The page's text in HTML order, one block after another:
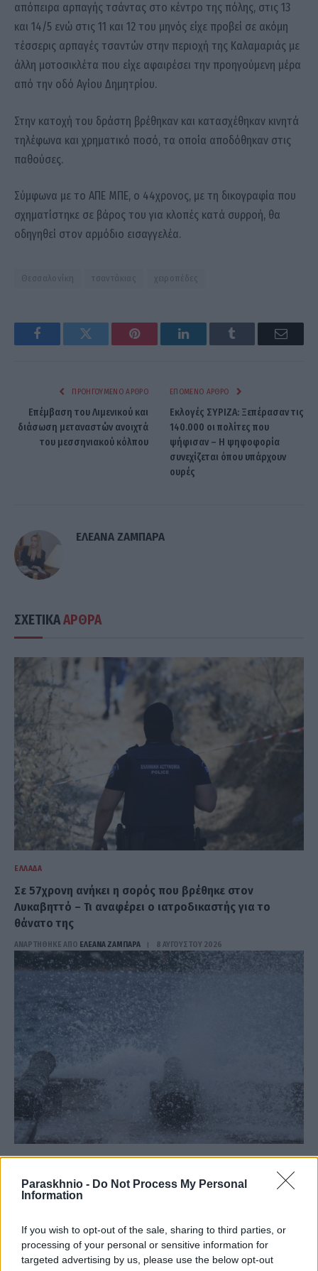
Paraskhnio - Do Not Process My Personal
Information
If you wish to opt-out of the sale, sharing to third parties, or
processing of your personal or sensitive information for
targeted advertising by us, please use the below opt-out
απόπειρα αρπαγής τσάντας στο κέντρο της πόλης, στις 13
και 14/5 ενώ στις 11 και 12 του μηνός είχε προβεί σε ακόμη
τέσσερις αρπαγές τσαντών στην περιοχή της Καλαμαριάς με
άλλη μοτοσικλέτα που είχε αφαιρέσει την προηγούμενη μέρα
από την οδό Αγίου Δημητρίου.
Στην κατοχή του δράστη βρέθηκαν και κατασχέθηκαν κινητά
τηλέφωνα και χρηματικό ποσό, τα οποία αποδόθηκαν στις
παθούσες.
Σύμφωνα με το ΑΠΕ ΜΠΕ, ο 44χρονος, με τη δικογραφία που
σχηματίστηκε σε βάρος του για κλοπές κατά συρροή, θα
οδηγηθεί στον αρμόδιο εισαγγελέα.
Θεσσαλονίκη τσαντάκιας χειροπέδες
FacebookTwitter Pinterest LinkedInTumblr Email
ΠΡΟΗΓΟΎΜΕΝΟ ΆΡΘΡΟ
Επέμβαση του Λιμενικού και
διάσωση μεταναστών ανοιχτά
του μεσσηνιακού κόλπου
ΕΠΌΜΕΝΟ ΆΡΘΡΟ
Εκλογές ΣΥΡΙΖΑ: Ξεπέρασαν τις
140.000 οι πολίτες που
ψήφισαν – Η ψηφοφορία
συνεχίζεται όπου υπάρχουν
ουρές
ΕΛΕΑΝΑ ΖΑΜΠΑΡΑ
ΣΧΕΤΙΚΑΑΡΘΡΑ
ΕΛΛΆΔΑ
Σε 57χρονη ανήκει η σορός που βρέθηκε στον
Λυκαβηττό – Τι αναφέρει ο ιατροδικαστής για το
θάνατο της
ΑΝΑΡΤΗΘΗΚΕ ΑΠΟ ΕΛΕΑΝΑ ΖΑΜΠΑΡΑ 8 ΑΥΓΟΎΣΤΟΥ 2026
Ισχυροί άνεμοι έως 9 μποφόρ και πολύ υψηλές
θερμοκρασίες -Συναγερμός για πυρκαγιές τις επόμενες
ΑΝΑΡΤΗΘΗΚΕ ΑΠΟ ΕΛΕΑΝΑ ΖΑΜΠΑΡΑ 8 ΑΥΓΟΎΣΤΟΥ 2026